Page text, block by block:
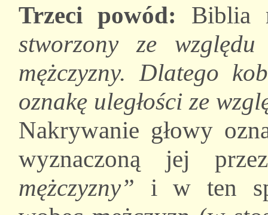
Trzeci powód: Biblia
stworzony ze
mężczyzny. Dlatego
oznakę uległości ze
Nakrywanie głowy
wyznaczoną jej
mężczyzny” i w ten